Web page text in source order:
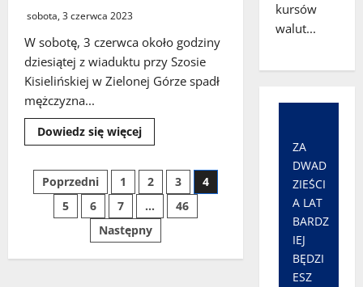
sobota, 3 czerwca 2023
W sobotę, 3 czerwca około godziny
dziesiątej z wiaduktu przy Szosie
Kisielińskiej w Zielonej Górze spadł
mężczyzna...
Dowiedz się więcejDowiedz
się
Zielona
Góra.
Mężczyzna
spadł
z
wiaduktu
ponosząc
śmierć
Stronicowanie
wpisów
Poprzedni 1 2 3
4
5
6 7 …
46
Następny
kursów
walut...
ZA
DWAD
ZIEŚCI
A LAT
BARDZ
IEJ
BĘDZI
ESZ